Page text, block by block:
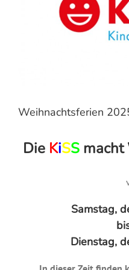
Weihnachtsferien
Die KiSS macht
Samstag,
Dienstag,